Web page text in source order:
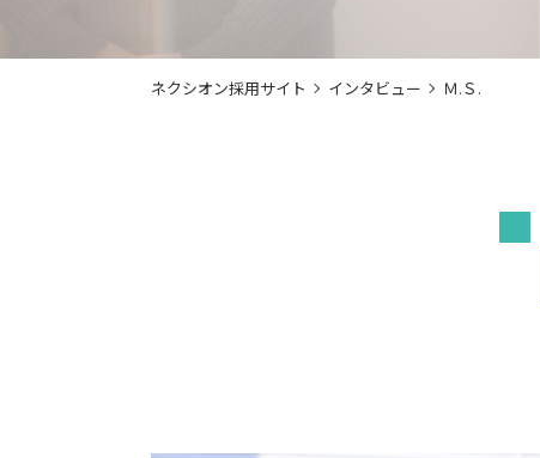
ネクシオン採用サイト インタビュー Ｍ.Ｓ.